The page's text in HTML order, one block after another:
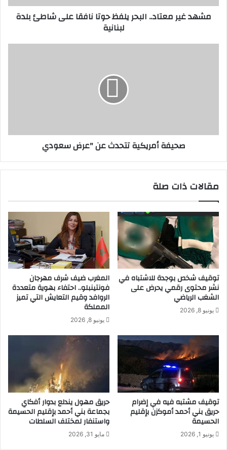
شاطئ
بلدةمشهد غير معتاد.. البحر يلفظ حوتا نافقا على شاطئ بلدة
لبنانية
صحيفة أمريكية تتحدث عن "عرض سعودي
مقالات ذات صلة
توقيف شخص بوجدة للاشتباه في
نشر محتوى رقمي يحرض على
الشغب الرياضي
يونيو 8, 2026
المغرب ضيف شرف مهرجان
فونتينبلو.. احتفاء بهوية متعددة
الروافد وقيم التعايش التي تميز
المملكة
يونيو 8, 2026
توقيف مشتبه فيه في إضرام
حريق بني أحمد أموكزن بإقليم
الحسيمة
يونيو 1, 2026
حريق مهول يندلع بدوار أفكاي
بجماعة بني أحمد بإقليم الحسيمة
واستنفار لمختلف السلطات
مايو 31, 2026